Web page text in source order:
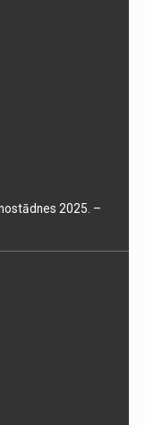
2025. –